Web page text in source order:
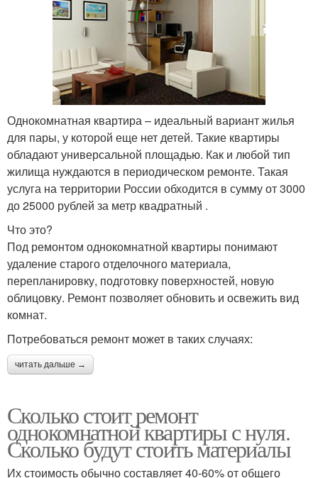
Однокомнатная квартира – идеальный вариант жилья
для пары, у которой еще нет детей. Такие квартиры
обладают универсальной площадью. Как и любой тип
жилища нуждаются в периодическом ремонте. Такая
услуга на территории России обходится в сумму от 3000
до 25000 рублей за метр квадратный .
Что это?
Под ремонтом однокомнатной квартиры понимают
удаление старого отделочного материала,
перепланировку, подготовку поверхностей, новую
облицовку. Ремонт позволяет обновить и освежить вид
комнат.
Потребоваться ремонт может в таких случаях:
читать дальше →
Сколько стоит ремонт
однокомнатной квартиры с нуля.
Сколько будут стоить материалы
Их стоимость обычно составляет 40-60% от общего